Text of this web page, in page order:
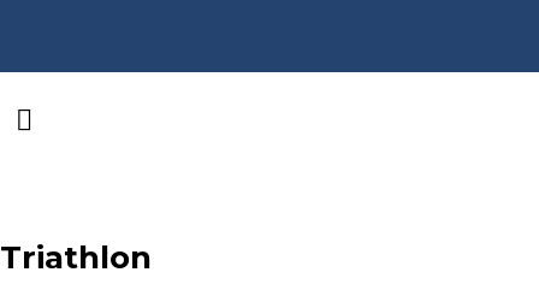
Triathlon